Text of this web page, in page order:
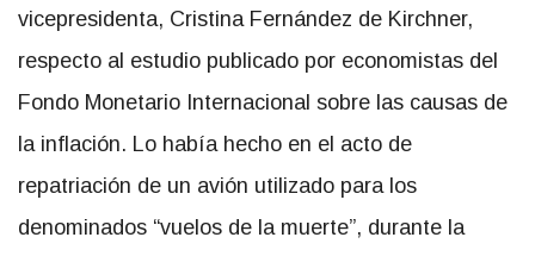
vicepresidenta, Cristina Fernández de Kirchner,
respecto al estudio publicado por economistas del
Fondo Monetario Internacional sobre las causas de
la inflación. Lo había hecho en el acto de
repatriación de un avión utilizado para los
denominados “vuelos de la muerte”, durante la